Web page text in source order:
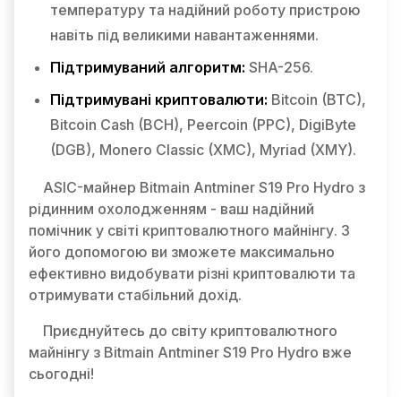
температуру та надійний роботу пристрою
навіть під великими навантаженнями.
Підтримуваний алгоритм: SHA-256.
Підтримувані криптовалюти: Bitcoin (BTC),
Bitcoin Cash (BCH), Peercoin (PPC), DigiByte
(DGB), Monero Classic (XMC), Myriad (XMY).
ASIC-майнер Bitmain Antminer S19 Pro Hydro з
рідинним охолодженням - ваш надійний
помічник у світі криптовалютного майнінгу. З
його допомогою ви зможете максимально
ефективно видобувати різні криптовалюти та
отримувати стабільний дохід.
Приєднуйтесь до світу криптовалютного
майнінгу з Bitmain Antminer S19 Pro Hydro вже
сьогодні!